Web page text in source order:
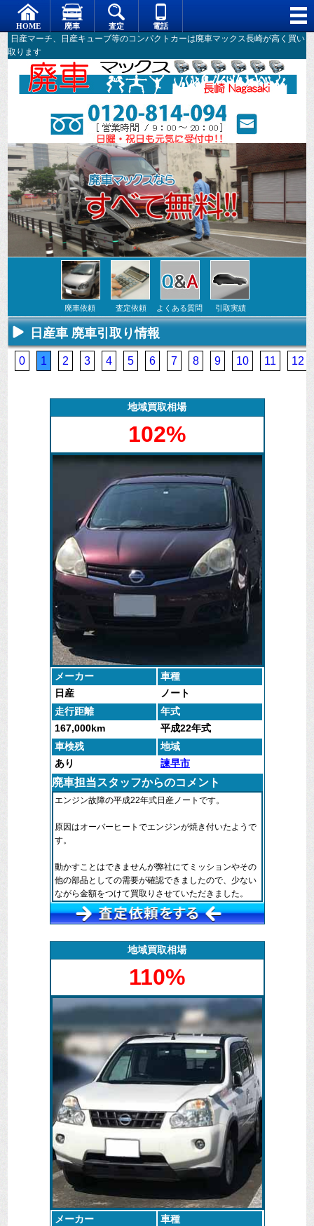
日産マーチ、日産キューブ等のコンパクトカーは廃車マックス長崎が高く買い
取ります
ベテランスタッフによる安心対応。。
廃車依頼
不要になった
車の廃車手続
きを行いま
す。
査定依頼
専門スタッフ
がしっかりと
査定いたしま
す。
よくある質問
廃車全般に関
するよくある
質問
にお答えしま
引取実績
た車や下取り
で買取った車
の実績デー
日産車 廃車引取り情報
0 1 2 3 4 5 6 7 8 9 10 11 12
地域買取相場
102%
メーカー
車種
日産
ノート
走行距離
年式
167,000km
平成22年式
車検残
地域
あり
諫早市
廃車担当スタッフからのコメント
エンジン故障の平成22年式日産ノートです。
原因はオーバーヒートでエンジンが焼き付いたようで
す。
動かすことはできませんが弊社にてミッションやその
他の部品としての需要が確認できましたので、少ない
ながら金額をつけて買取りさせていただきました。
廃車マックス長崎をはじめ廃車マックス各社では、廃
り、動かない車にある価値も見逃さずに査定いたしま
す。
古い車や新車の事故車でも買取りできることはござい
ますので、一度お問い合わせをいただけますようお願
いします。
地域買取相場
110%
メーカー
車種